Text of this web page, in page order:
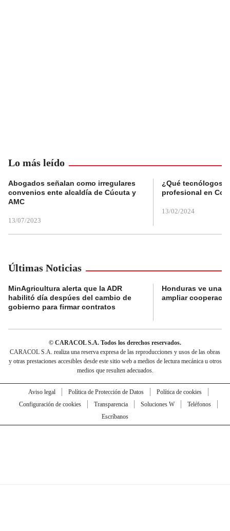
Lo más leído
Abogados señalan como irregulares
convenios ente alcaldía de Cúcuta y
AMC
13/07/2023
¿Qué tecnólogos
profesional en
13/02/2024
Últimas Noticias
MinAgricultura alerta que la ADR
habilitó día despúes del cambio de
gobierno para firmar contratos
Honduras ve una
ampliar
© CARACOL S.A. Todos los derechos reservados.
CARACOL S.A. realiza una reserva expresa de las reproducciones y usos de las obras
y otras prestaciones accesibles desde este sitio web a medios de lectura mecánica u otros
medios que resulten adecuados.
Aviso legal Política de Protección de Datos
Política de cookies
Configuración de cookies
Transparencia Soluciones W
Teléfonos
Escríbanos